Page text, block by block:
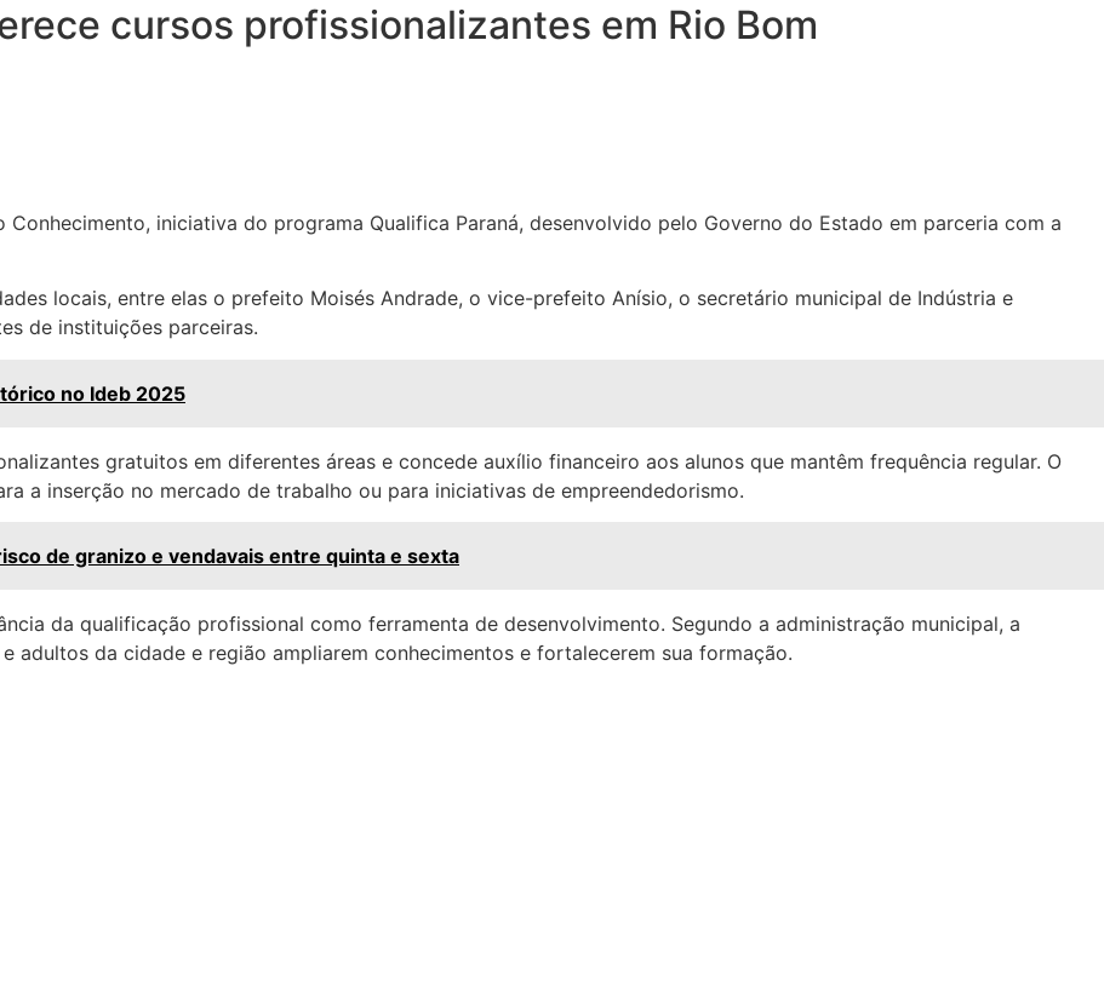
cursos profissionalizantes em Rio Bom
iniciativa do programa Qualifica Paraná, desenvolvido pelo Governo do Estado em parceria com a
locais, entre elas o prefeito Moisés Andrade, o vice-prefeito Anísio, o secretário municipal de Indústria e
de instituições parceiras.
no Ideb 2025
gratuitos em diferentes áreas e concede auxílio financeiro aos alunos que mantêm frequência regular. O
a inserção no mercado de trabalho ou para iniciativas de empreendedorismo.
de granizo e vendavais entre quinta e sexta
da qualificação profissional como ferramenta de desenvolvimento. Segundo a administração municipal, a
adultos da cidade e região ampliarem conhecimentos e fortalecerem sua formação.